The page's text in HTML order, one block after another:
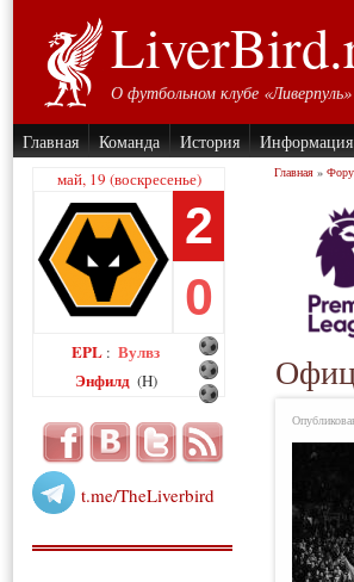
О футбольном клубе
Главная Команда История Информация
май, 19 (воскресенье)
2
0
EPL : Вулвз
Энфилд (H)
t.me/TheLiverbird
Главная »